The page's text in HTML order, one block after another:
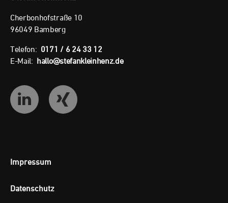
Cherbonhofstraße 10
96049 Bamberg
Telefon: 0171 / 6 24 33 12
E-Mail: hallo@stefankleinhenz.de
Impressum
Datenschutz